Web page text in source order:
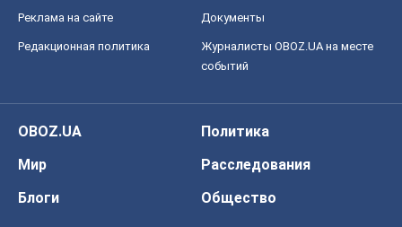
Реклама на сайте Документы
Редакционная политика
Журналисты OBOZ.UA на месте
событий
OBOZ.UA
Политика
Мир
Расследования
Блоги
Общество